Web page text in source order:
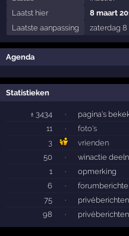
Laatst hier
8 maart
Laatste aanpassing
zaterdag 8
Agenda
Statistieken
± 3434 ·
pagina's
11
·
foto's
3
vrienden
50
·
winactie
1
·
opmerking
6
·
75 ·
98
·